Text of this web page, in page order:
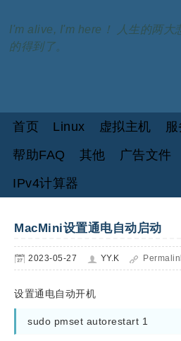
I'm alive, I'm here！ 人生的两大
的得到了。
首页 Linux 虚拟主机
帮助FAQ
其他 广告文件
IPv4计算器
MacMini设置通电自动启动
2023-05-27 YY.K
设置通电自动开机
sudo pmset autorestart 1